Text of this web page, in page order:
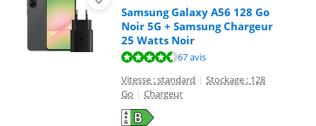
Samsung Galaxy A56 128 Go
Noir 5G + Samsung Chargeur
25 Watts Noir
La note est de 9,2 sur 10, basée sur 67 avis.67 avis
Vitesse : standard | Stockage : 128
Go | Chargeur